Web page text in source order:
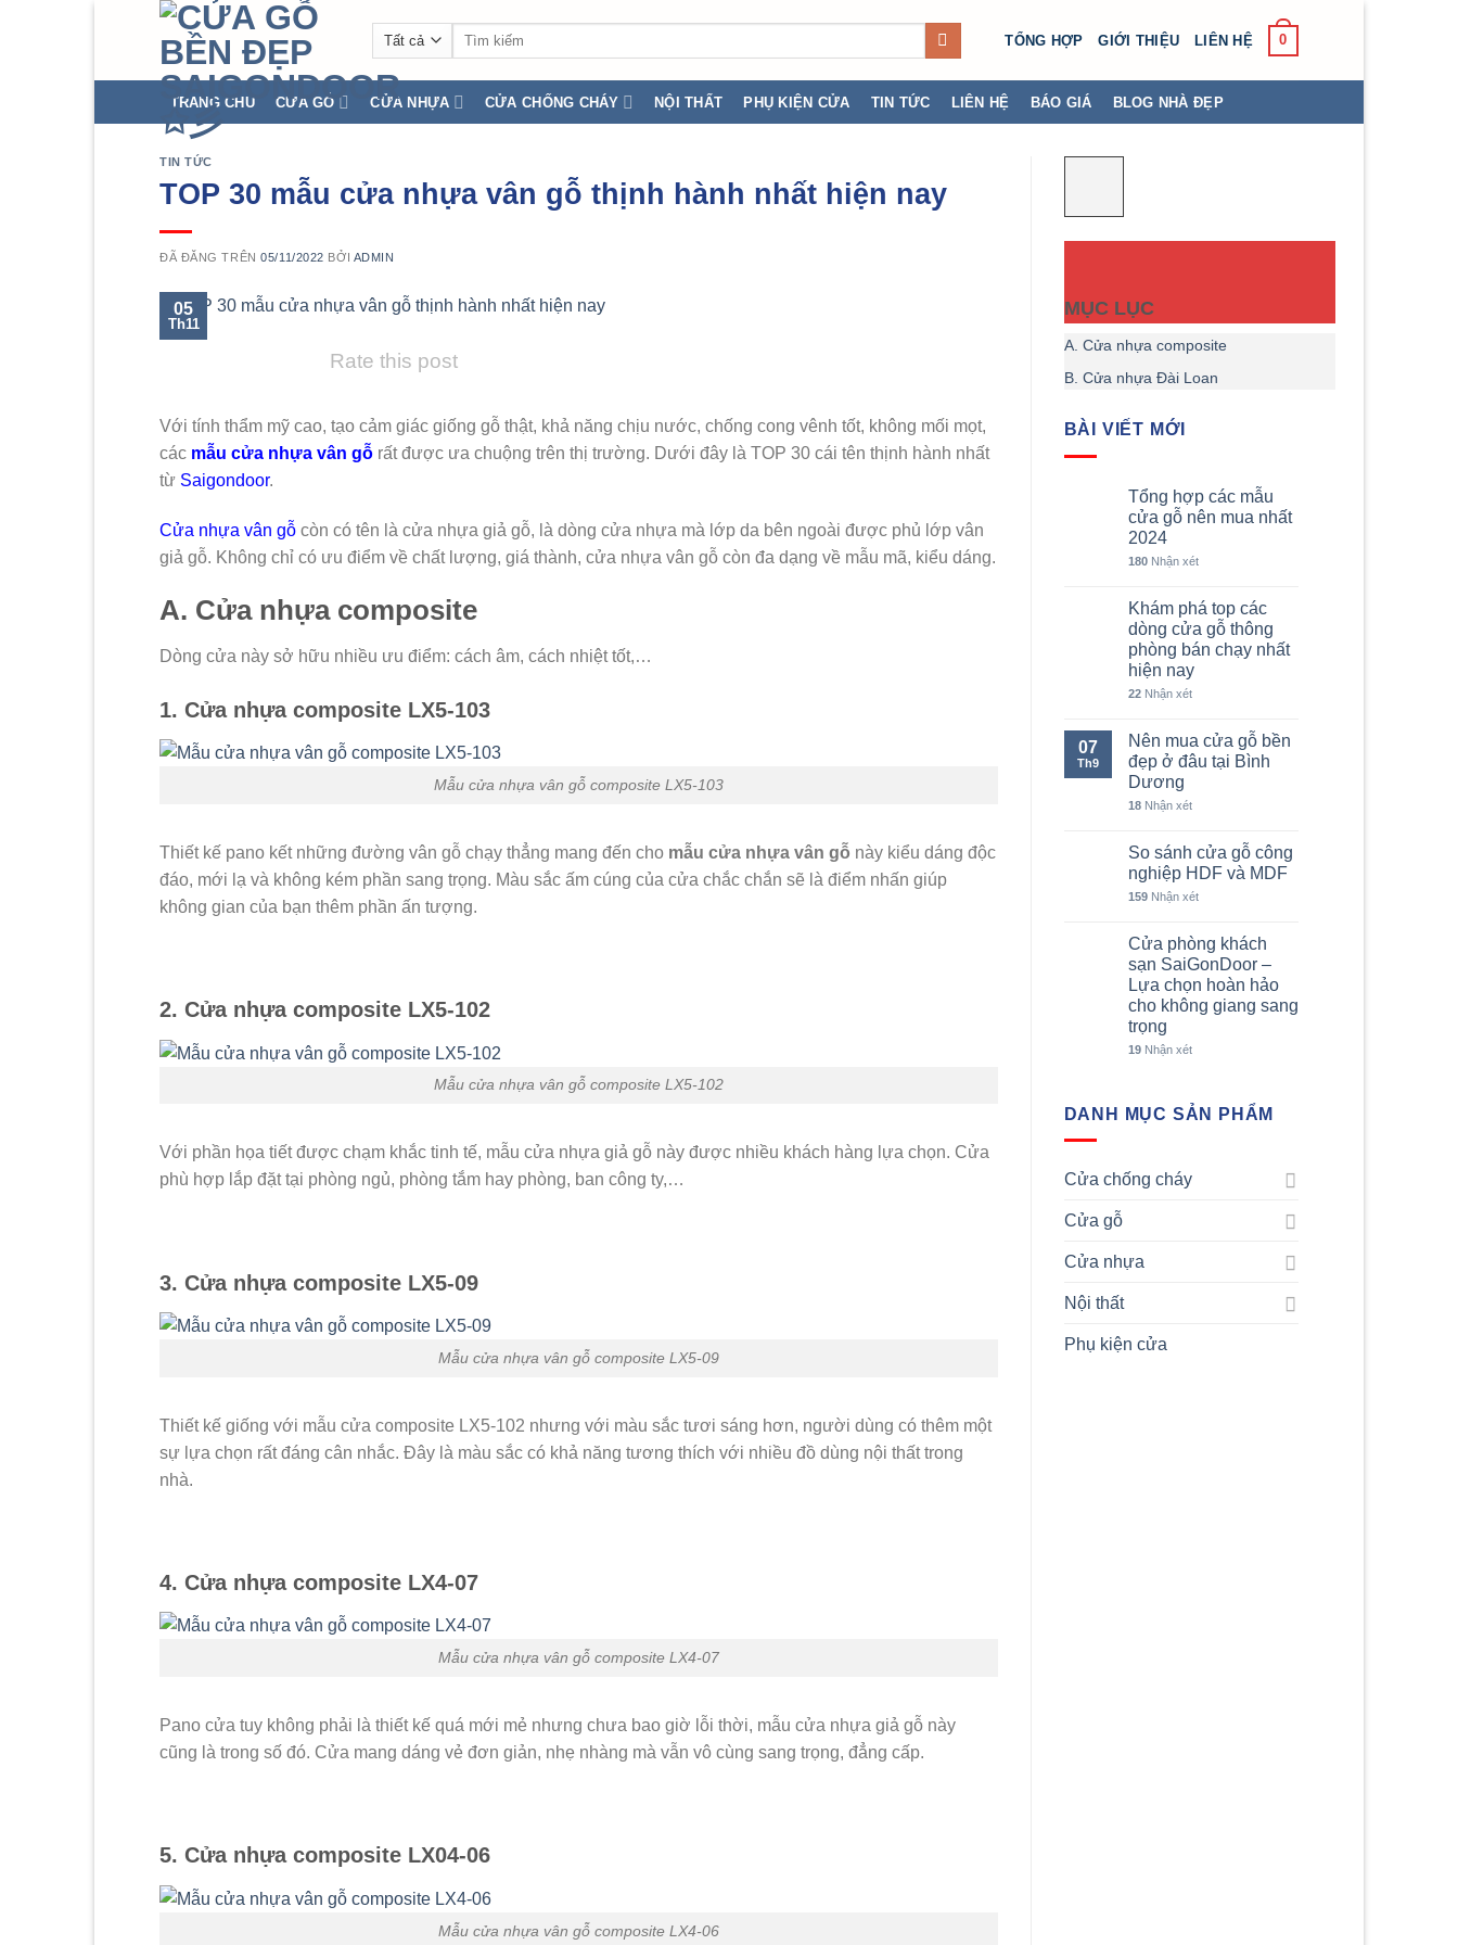
Tìm
TỔNG HỢP GIỚI THIỆU LIÊN HỆ 0
TRANG CHỦ CỬA GỖ CỬA NHỰA CỬA CHỐNG CHÁY NỘI THẤT PHỤ KIỆN CỬA TIN TỨC LIÊN HỆ BÁO GIÁ BLOG NHÀ ĐẸP
TIN TỨC
TOP 30 mẫu cửa nhựa vân gỗ thịnh hành nhất hiện nay
ĐÃ ĐĂNG TRÊN05/11/2022 BỞI ADMIN
05
Th11
Rate this post
Với tính thẩm mỹ cao, tạo cảm giác giống gỗ thật, khả năng chịu nước, chống cong vênh tốt, không mối mọt,
các mẫu cửa nhựa vân gỗ rất được ưa chuộng trên thị trường. Dưới đây là TOP 30 cái tên thịnh hành nhất
từ Saigondoor.
Cửa nhựa vân gỗ còn có tên là cửa nhựa giả gỗ, là dòng cửa nhựa mà lớp da bên ngoài được phủ lớp vân
giả gỗ. Không chỉ có ưu điểm về chất lượng, giá thành, cửa nhựa vân gỗ còn đa dạng về mẫu mã, kiểu dáng.
A. Cửa nhựa composite
Dòng cửa này sở hữu nhiều ưu điểm: cách âm, cách nhiệt tốt,…
1. Cửa nhựa composite LX5-103
Mẫu cửa nhựa vân gỗ composite LX5-103
Thiết kế pano kết những đường vân gỗ chạy thẳng mang đến cho mẫu cửa nhựa vân gỗ này kiểu dáng độc
đáo, mới lạ và không kém phần sang trọng. Màu sắc ấm cúng của cửa chắc chắn sẽ là điểm nhấn giúp
không gian của bạn thêm phần ấn tượng.
2. Cửa nhựa composite LX5-102
Mẫu cửa nhựa vân gỗ composite LX5-102
Với phần họa tiết được chạm khắc tinh tế, mẫu cửa nhựa giả gỗ này được nhiều khách hàng lựa chọn. Cửa
phù hợp lắp đặt tại phòng ngủ, phòng tắm hay phòng, ban công ty,…
3. Cửa nhựa composite LX5-09
Mẫu cửa nhựa vân gỗ composite LX5-09
Thiết kế giống với mẫu cửa composite LX5-102 nhưng với màu sắc tươi sáng hơn, người dùng có thêm một
sự lựa chọn rất đáng cân nhắc. Đây là màu sắc có khả năng tương thích với nhiều đồ dùng nội thất trong
nhà.
4. Cửa nhựa composite LX4-07
Mẫu cửa nhựa vân gỗ composite LX4-07
Pano cửa tuy không phải là thiết kế quá mới mẻ nhưng chưa bao giờ lỗi thời, mẫu cửa nhựa giả gỗ này
cũng là trong số đó. Cửa mang dáng vẻ đơn giản, nhẹ nhàng mà vẫn vô cùng sang trọng, đẳng cấp.
5. Cửa nhựa composite LX04-06
Mẫu cửa nhựa vân gỗ composite LX4-06
MỤC LỤC
A. Cửa nhựa composite
B. Cửa nhựa Đài Loan
BÀI VIẾT MỚI
Tổng hợp các mẫu
cửa gỗ nên mua nhất
2024
180Nhận xét
Khám phá top các
dòng cửa gỗ thông
phòng bán chạy nhất
hiện nay
22Nhận xét
07
Th9
Nên mua cửa gỗ bền
đẹp ở đâu tại Bình
Dương
18Nhận xét
So sánh cửa gỗ công
nghiệp HDF và MDF
159Nhận xét
Cửa phòng khách
sạn SaiGonDoor –
Lựa chọn hoàn hảo
cho không giang sang
trọng
19Nhận xét
DANH MỤC SẢN PHẨM
Cửa chống cháy
Cửa gỗ
Cửa nhựa
Nội thất
Phụ kiện cửa